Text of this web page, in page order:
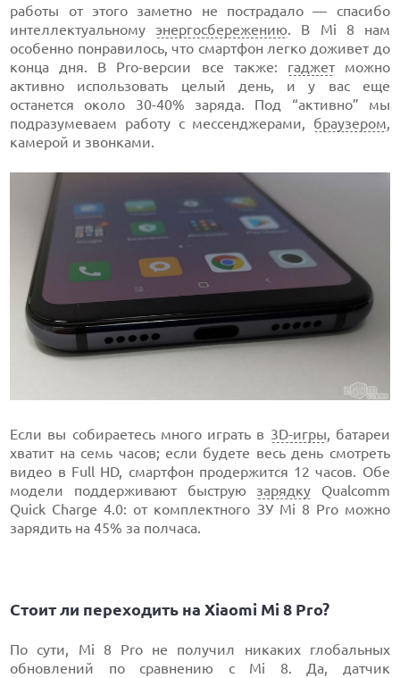
работы от этого заметно не пострадало — спасибо
интеллектуальному энергосбережению. В Mi 8 нам
особенно понравилось, что смартфон легко доживет до
конца дня. В Pro-версии все также: гаджетможно
активно использовать целый день, и у вас еще
останется около 30-40% заряда. Под “активно” мы
подразумеваем работу с мессенджерами, браузером,
камерой и звонками.
Если вы собираетесь много играть в 3D-игры, батареи
хватит на семь часов; если будете весь день смотреть
видео в Full HD, смартфон продержится 12 часов. Обе
модели поддерживают быструю зарядку Qualcomm
Quick Charge 4.0: от комплектного ЗУ Mi 8 Pro можно
зарядить на 45% за полчаса.
Стоит ли переходить на Xiaomi Mi 8 Pro?
По сути, Mi 8 Pro не получил никаких глобальных
обновлений по сравнению с Mi 8. Да, датчик